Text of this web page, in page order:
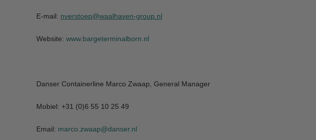
E-mail: nverstoep@waalhaven-group.nl
Website: www.bargeterminalborn.nl
Danser Containerline Marco Zwaap, General Manager
Mobiel: +31 (0)6 55 10 25 49
Email: marco.zwaap@danser.nl